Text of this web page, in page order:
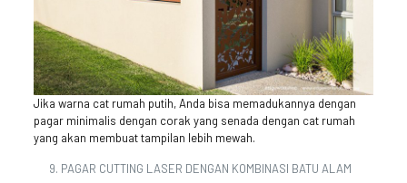
Jika warna cat rumah putih, Anda bisa memadukannya dengan
pagar minimalis dengan corak yang senada dengan cat rumah
yang akan membuat tampilan lebih mewah.
PAGAR CUTTING LASER DENGAN KOMBINASI BATU ALAM